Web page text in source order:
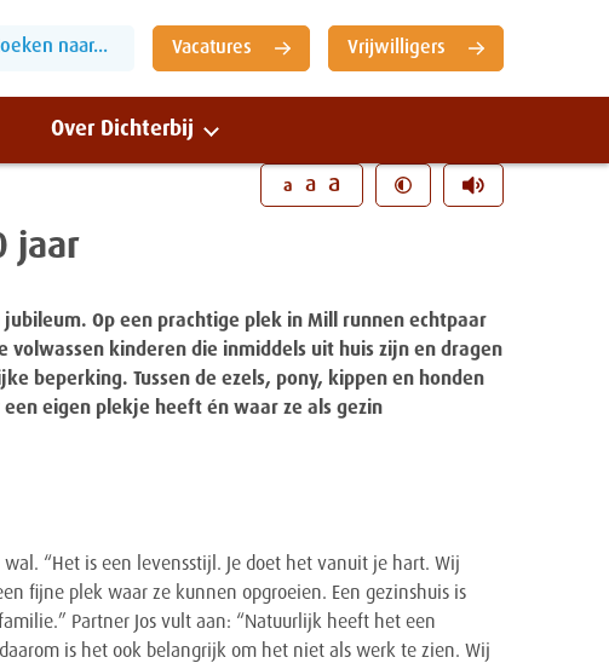
naar... Vacatures Vrijwilligers
Over Dichterbij
a a a
jaar
Op een prachtige plek in Mill runnen echtpaar
volwassen kinderen die inmiddels uit huis zijn en dragen
beperking. Tussen de ezels, pony, kippen en honden
eigen plekje heeft én waar ze als gezin
“Het is een levensstijl. Je doet het vanuit je hart. Wij
fijne plek waar ze kunnen opgroeien. Een gezinshuis is
Partner Jos vult aan: “Natuurlijk heeft het een
is het ook belangrijk om het niet als werk te zien. Wij
Sluiten